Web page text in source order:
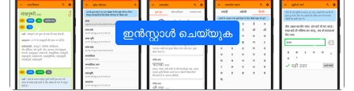
ഇൻസ്റ്റാൾ ചെയ്യുക
पिछला अगला